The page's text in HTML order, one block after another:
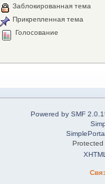
Заблокированная тема
Прикрепленная тема
Голосование
Powered by SMF